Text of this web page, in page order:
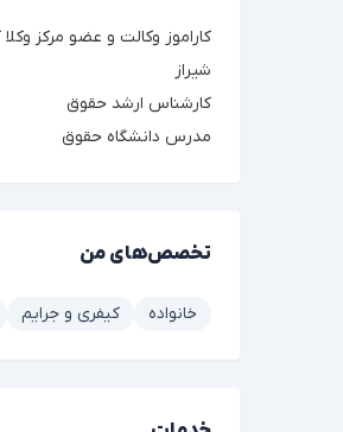
کاراموز وکالت و عضو مرکز
شیراز
کارشناس ارشد حقوق
مدرس دانشگاه حقوق
تخصص‌های من
خانواده کیفری و جرایم